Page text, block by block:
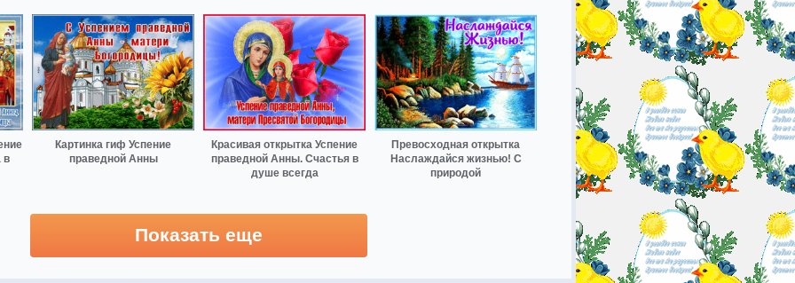
в
Картинка гиф Успение
праведной Анны
Красивая открытка Успение
праведной Анны. Счастья в
душе всегда
Превосходная открытка
Наслаждайся жизнью! С
природой
Показать еще